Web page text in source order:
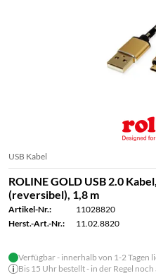
USB Kabel
ROLINE GOLD USB 2.0
(reversibel), 1,8 m
Artikel-Nr.:
11028820
Herst.-Art.-Nr.:
11.02.8820
Verfügbar - innerhalb von 1-2 Tagen
Bis 15 Uhr bestellt - in der Regel noch